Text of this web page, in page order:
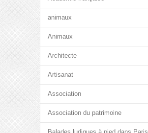
animaux
Animaux
Architecte
Artisanat
Association
Association du patrimoine